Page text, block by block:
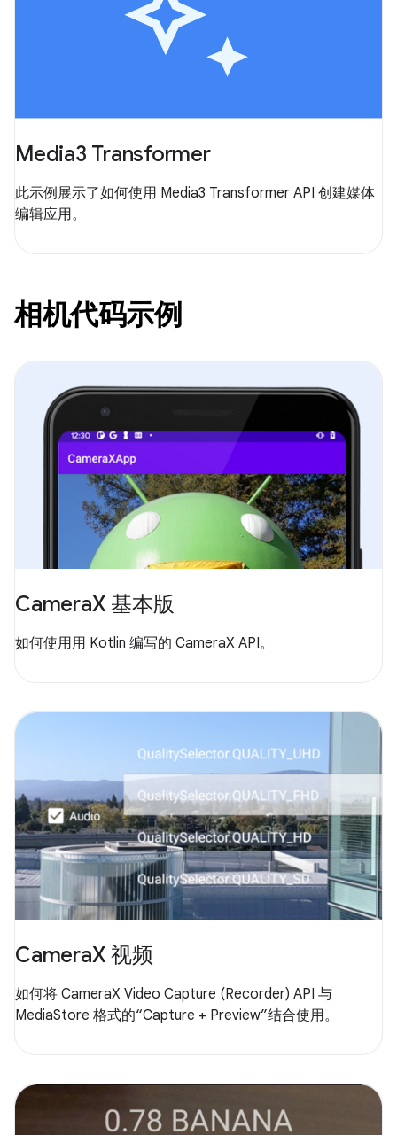
Media3 Transformer
此示例展示了如何使用 Media3 Transformer API 创建媒体
编辑应用。
相机代码示例
CameraX 基本版
如何使用用 Kotlin 编写的 CameraX API。
CameraX 视频
如何将 CameraX Video Capture (Recorder) API 与
MediaStore 格式的“Capture + Preview”结合使用。